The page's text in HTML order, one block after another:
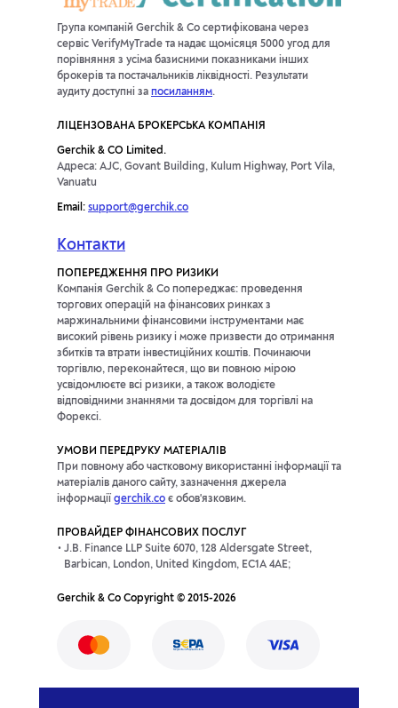
Група компаній Gerchik & Co сертифікована через
сервіс VerifyMyTrade та надає щомісяця 5000 угод для
порівняння з усіма базисними показниками інших
брокерів та постачальників ліквідності. Результати
аудиту доступні за посиланням.
ЛІЦЕНЗОВАНА БРОКЕРСЬКА КОМПАНІЯ
Gerchik & CO Limited.
Адреса: AJC, Govant Building, Kulum Highway, Port Vila,
Vanuatu
Email: support@gerchik.co
Контакти
ПОПЕРЕДЖЕННЯ ПРО РИЗИКИ
Компанія Gerchik & Co попереджає: проведення
торгових операцій на фінансових ринках з
маржинальними фінансовими інструментами має
високий рівень ризику і може призвести до отримання
збитків та втрати інвестиційних коштів. Починаючи
торгівлю, переконайтеся, що ви повною мірою
усвідомлюєте всі ризики, а також володієте
відповідними знаннями та досвідом для торгівлі на
Форексі.
УМОВИ ПЕРЕДРУКУ МАТЕРІАЛІВ
При повному або частковому використанні інформації та
матеріалів даного сайту, зазначення джерела
інформації gerchik.co є обов'язковим.
ПРОВАЙДЕР ФІНАНСОВИХ ПОСЛУГ
J.B. Finance LLP Suite 6070, 128 Aldersgate Street,
Barbican, London, United Kingdom, EC1A 4AE;
Gerchik & Co Copyright © 2015-2026